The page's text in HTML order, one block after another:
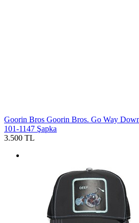
Goorin Bros Goorin Bros. Go Way
101-1147 Şapka
3.500 TL